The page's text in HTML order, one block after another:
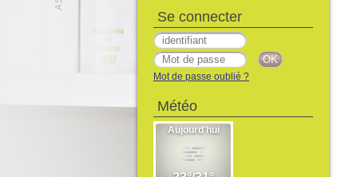
Se connecter
Mot de passe oublié ?
Météo